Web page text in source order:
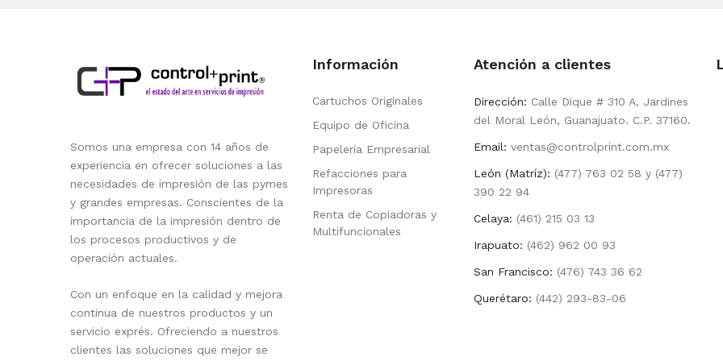
Somos una empresa con 14 años de
experiencia en ofrecer soluciones a las
necesidades de impresión de las pymes
y grandes empresas. Conscientes de la
importancia de la impresión dentro de
los procesos productivos y de
operación actuales.
Con un enfoque en la calidad y mejora
continua de nuestros productos y un
servicio exprés. Ofreciendo a nuestros
clientes las soluciones que mejor se
Información
Cartuchos Originales
Equipo de Oficina
Papelería Empresarial
Refacciones para
Impresoras
Renta de Copiadoras y
Multifuncionales
Atención a clientes
Dirección: Calle Dique # 310 A, Jardines
del Moral León, Guanajuato. C.P. 37160.
Email: ventas@controlprint.com.mx
León (Matríz): (477) 763 02 58 y (477)
390 22 94
Celaya: (461) 215 03 13
Irapuato: (462) 962 00 93
San Francisco: (476) 743 36 62
Querétaro: (442) 293-83-06